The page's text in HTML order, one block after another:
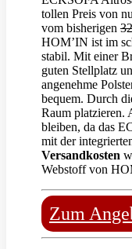
tollen Preis von
vom bisherigen
HOM’IN ist im
stabil. Mit einer
guten Stellplatz
angenehme
bequem. Durch
Raum platzieren.
bleiben, da das
mit der
Versandkosten
Webstoff von
Zum